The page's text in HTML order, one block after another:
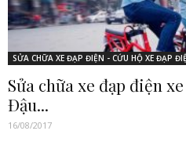
SỬA CHỮA XE ĐẠP ĐIỆN - CỨU HỘ XE ĐẠP
Sửa chữa xe đạp điện
Đậu...
16/08/2017